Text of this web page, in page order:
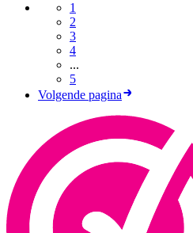
1
2
3
4
...
5
Volgende pagina